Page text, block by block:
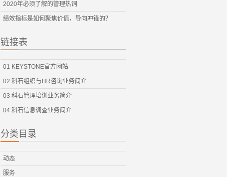
2020年必须了解的管理热词
绩效指标是如何聚焦价值，导向冲锋的？
链接表
01 KEYSTONE官方网站
02 科石组织与HR咨询业务简介
03 科石管理培训业务简介
04 科石信息调查业务简介
分类目录
动态
服务